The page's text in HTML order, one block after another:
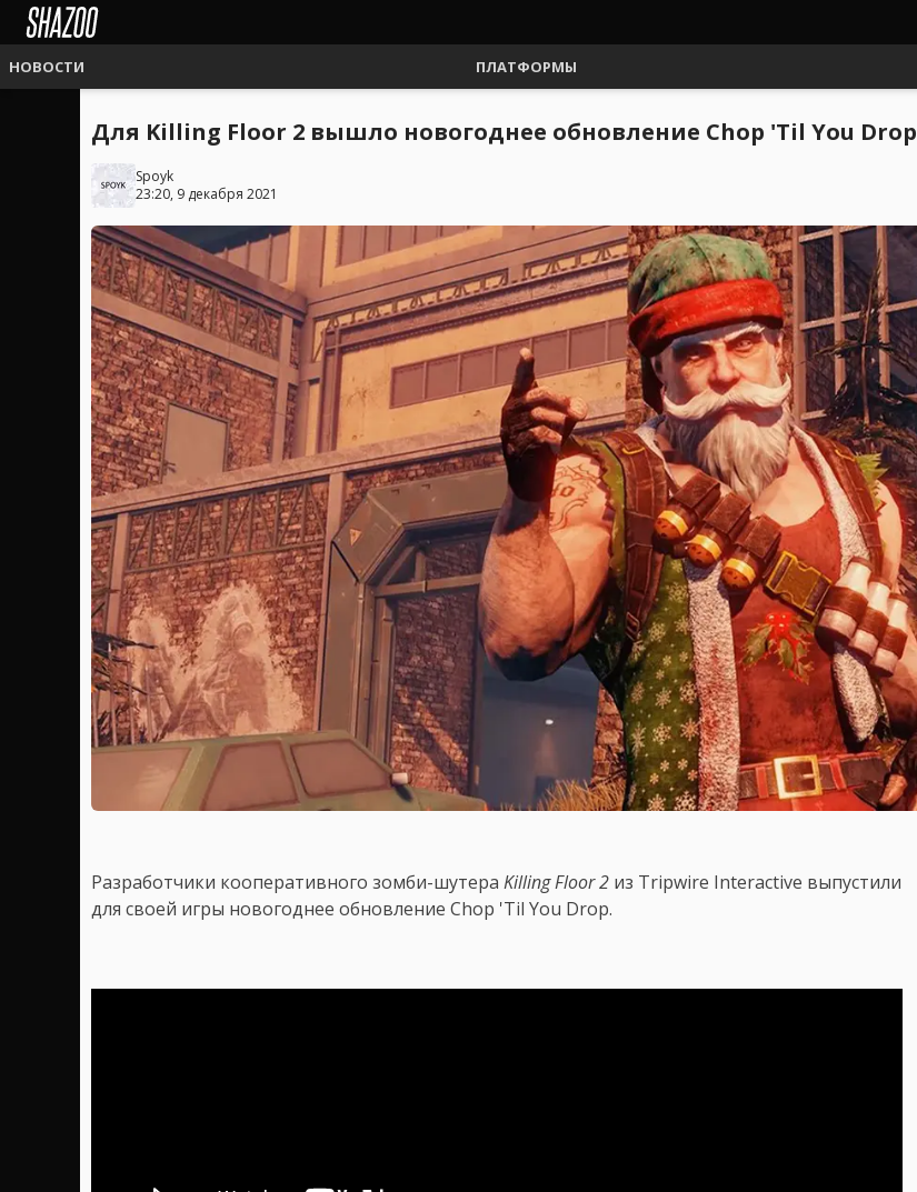
НОВОСТИ ПЛАТФОРМЫ
Для Killing Floor 2 вышло новогоднее обновление Chop 'Til You Drop
Spoyk
23:20, 9 декабря 2021
Разработчики кооперативного зомби-шутера Killing Floor 2 из Tripwire Interactive выпустили
для своей игры новогоднее обновление Chop 'Til You Drop.